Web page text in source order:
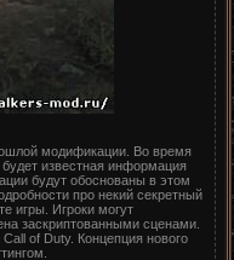
модификации. Во время
известная информация
будут обоснованы в этом
про некий секретный
игры. Игроки могут
заскриптованными сценами.
of Duty. Концепция нового